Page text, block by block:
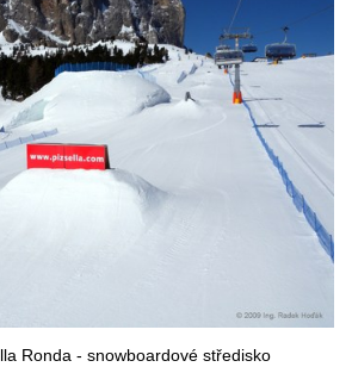
Ronda - snowboardové středisko